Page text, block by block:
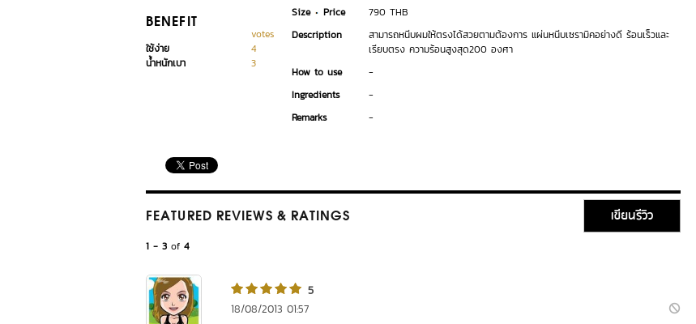
BENEFIT
votes
ใช้ง่าย
4
น้ำหนักเบา
3
Size Price
790 THB
Description
สามารถหนีบผมให้ตรงได้สวยตามต้องการ แผ่นหนีบเซรามิคอย่างดี ร้อนเร็วและ
เรียบตรง ความร้อนสูงสุด200 องศา
How to use
-
Ingredients
-
Remarks
-
FEATURED REVIEWS & RATINGS เขียนรีวิว
1 - 3 of 4
5
18/08/2013 01:57